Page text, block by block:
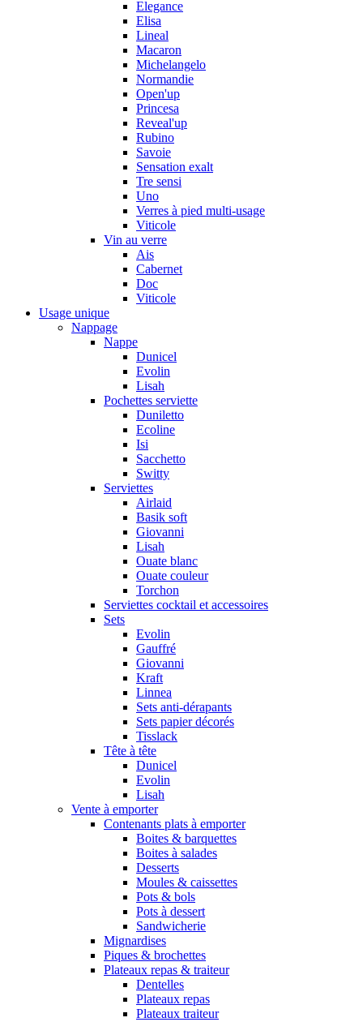
Elegance
Elisa
Lineal
Macaron
Michelangelo
Normandie
Open'up
Princesa
Reveal'up
Rubino
Savoie
Sensation exalt
Tre sensi
Uno
Verres à pied multi-usage
Viticole
Vin au verre
Ais
Cabernet
Doc
Viticole
Usage unique
Nappage
Nappe
Dunicel
Evolin
Lisah
Pochettes serviette
Duniletto
Ecoline
Isi
Sacchetto
Switty
Serviettes
Airlaid
Basik soft
Giovanni
Lisah
Ouate blanc
Ouate couleur
Torchon
Serviettes cocktail et accessoires
Sets
Evolin
Gauffré
Giovanni
Kraft
Linnea
Sets anti-dérapants
Sets papier décorés
Tisslack
Tête à tête
Dunicel
Evolin
Lisah
Vente à emporter
Contenants plats à emporter
Boites & barquettes
Boites à salades
Desserts
Moules & caissettes
Pots & bols
Pots à dessert
Sandwicherie
Mignardises
Piques & brochettes
Plateaux repas & traiteur
Dentelles
Plateaux repas
Plateaux traiteur